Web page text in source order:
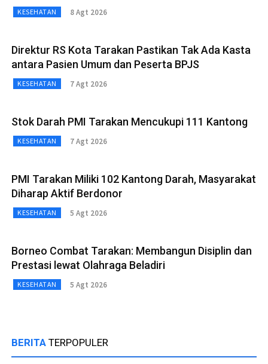
KESEHATAN 8 Agt 2026
Direktur RS Kota Tarakan Pastikan Tak Ada Kasta
antara Pasien Umum dan Peserta BPJS
KESEHATAN 7 Agt 2026
Stok Darah PMI Tarakan Mencukupi 111 Kantong
KESEHATAN 7 Agt 2026
PMI Tarakan Miliki 102 Kantong Darah, Masyarakat
Diharap Aktif Berdonor
KESEHATAN 5 Agt 2026
Borneo Combat Tarakan: Membangun Disiplin dan
Prestasi lewat Olahraga Beladiri
KESEHATAN 5 Agt 2026
BERITA TERPOPULER